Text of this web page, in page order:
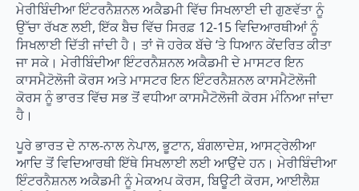
ਮੇਰੀਬਿੰਦੀਆ ਇੰਟਰਨੈਸ਼ਨਲ ਅਕੈਡਮੀ ਵਿੱਚ ਸਿਖਲਾਈ ਦੀ ਗੁਣਵੱਤਾ ਨੂੰ
ਉੱਚਾ ਰੱਖਣ ਲਈ, ਇੱਕ ਬੈਚ ਵਿੱਚ ਸਿਰਫ਼ 12-15 ਵਿਦਿਆਰਥੀਆਂ ਨੂੰ
ਸਿਖਲਾਈ ਦਿੱਤੀ ਜਾਂਦੀ ਹੈ। ਤਾਂ ਜੋ ਹਰੇਕ ਬੱਚੇ ‘ਤੇ ਧਿਆਨ ਕੇਂਦਰਿਤ ਕੀਤਾ
ਜਾ ਸਕੇ। ਮੇਰੀਬਿੰਦੀਆ ਇੰਟਰਨੈਸ਼ਨਲ ਅਕੈਡਮੀ ਦੇ ਮਾਸਟਰ ਇਨ
ਕਾਸਮੈਟੋਲੋਜੀ ਕੋਰਸ ਅਤੇ ਮਾਸਟਰ ਇਨ ਇੰਟਰਨੈਸ਼ਨਲ ਕਾਸਮੈਟੋਲੋਜੀ
ਕੋਰਸ ਨੂੰ ਭਾਰਤ ਵਿੱਚ ਸਭ ਤੋਂ ਵਧੀਆ ਕਾਸਮੈਟੋਲੋਜੀ ਕੋਰਸ ਮੰਨਿਆ ਜਾਂਦਾ
ਹੈ।
ਪੂਰੇ ਭਾਰਤ ਦੇ ਨਾਲ-ਨਾਲ ਨੇਪਾਲ, ਭੂਟਾਨ, ਬੰਗਲਾਦੇਸ਼, ਆਸਟ੍ਰੇਲੀਆ
ਆਦਿ ਤੋਂ ਵਿਦਿਆਰਥੀ ਇੱਥੇ ਸਿਖਲਾਈ ਲਈ ਆਉਂਦੇ ਹਨ। ਮੇਰੀਬਿੰਦੀਆ
ਇੰਟਰਨੈਸ਼ਨਲ ਅਕੈਡਮੀ ਨੂੰ ਮੇਕਅਪ ਕੋਰਸ, ਬਿਊਟੀ ਕੋਰਸ, ਆਈਲੈਸ਼